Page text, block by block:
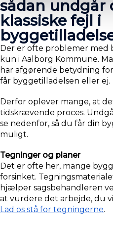
sådan undgår
klassiske fejl i
Der er ofte problemer med
kun i Aalborg Kommune.
har afgørende betydning
får byggetilladelsen eller ej.
Derfor oplever mange, at
tidskrævende proces.
se nedenfor, så du får din
muligt.
Tegninger og planer
Det er ofte her, mange
forsinket.
hjælper sagsbehandleren
at vurdere det arbejde, du
Lad os stå for tegningerne.